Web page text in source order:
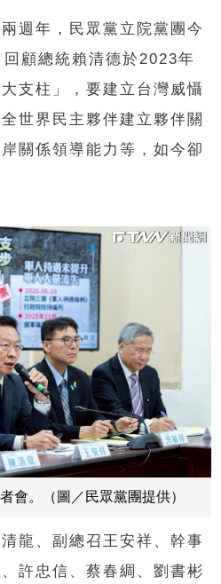
週年，民眾黨立院黨團今
回顧總統賴清德於2023年
支柱」，要建立台灣威懾
世界民主夥伴建立夥伴關
關係領導能力等，如今卻
會。（圖／民眾黨團提供）
龍、副總召王安祥、幹事
許忠信、蔡春綢、劉書彬